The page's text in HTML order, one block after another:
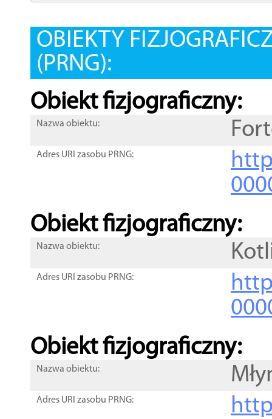
OBIEKTY
(PRNG):
Obiekt fizjograficzny:
Nazwa obiektu:
Adres URI zasobu PRNG:
Obiekt fizjograficzny:
Nazwa obiektu:
Adres URI zasobu PRNG:
Obiekt fizjograficzny:
Nazwa obiektu:
Adres URI zasobu PRNG: